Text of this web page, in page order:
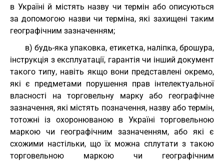
в Україні й містять назву чи термін або описуються
за допомогою назви чи терміна, які захищені таким
географічним зазначенням;
в) будь-яка упаковка, етикетка, наліпка, брошура,
інструкція з експлуатації, гарантія чи інший документ
такого типу, навіть якщо вони представлені окремо,
які є предметами порушення прав інтелектуальної
власності на торговельну марку або географічне
зазначення, які містять позначення, назву або термін,
тотожні із охоронюваною в Україні торговельною
маркою чи географічним зазначенням, або які є
схожими настільки, що їх можна сплутати з такою
торговельною маркою чи географічним